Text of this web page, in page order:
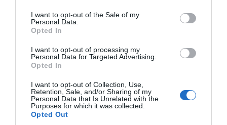
I want to opt-out of the Sale of my
Personal Data.
Opted In
I want to opt-out of processing my
Personal Data for Targeted Advertising.
Opted In
I want to opt-out of Collection, Use,
Retention, Sale, and/or Sharing of my
Personal Data that Is Unrelated with the
Purposes for which it was collected.
Opted Out
Pub